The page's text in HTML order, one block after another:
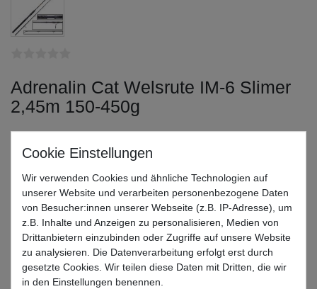
Adrenalin Cat Welsrute IM-6 Slimer
2,45m 150-450g
86,81 EUR*
* inkl. ges. MwSt. zzgl.Versandkosten
Lieferzeit 1-3 Tage (Deutschland); 3-7 Tage (Ausland)
Informationen zur Berechnung des Liefertermins hier
Nur noch 1 Stück verfügbar
Wir verwenden Cookies und ähnliche Technologien auf
unserer Website und verarbeiten personenbezogene Daten
von Besucher:innen unserer Webseite (z.B. IP-Adresse), um
z.B. Inhalte und Anzeigen zu personalisieren, Medien von
Drittanbietern einzubinden oder Zugriffe auf unsere Website
zu analysieren. Die Datenverarbeitung erfolgt erst durch
gesetzte Cookies. Wir teilen diese Daten mit Dritten, die wir
in den Einstellungen benennen.